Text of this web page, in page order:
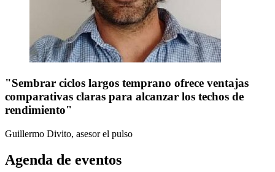
"Sembrar ciclos largos temprano ofrece ventajas
comparativas claras para alcanzar los techos de
rendimiento"
Guillermo Divito, asesor el pulso
Agenda de eventos